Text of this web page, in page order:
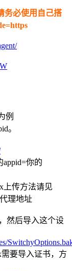
务必使用自己搭
例
。
appid=你的
上传方法请见
理地址
然后导入这个设
需要导入证书，方